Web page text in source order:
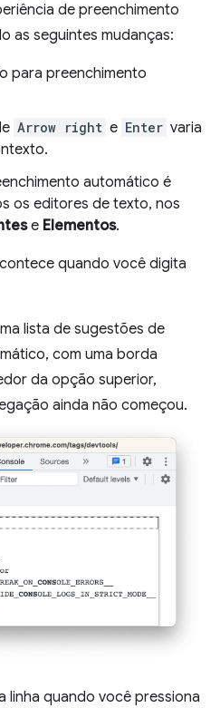
de preenchimento
as seguintes mudanças:
para preenchimento
Arrow right e Enter varia
automático é
os editores de texto, nos
e Elementos.
quando você digita
lista de sugestões de
com uma borda
da opção superior,
ainda não começou.
linha quando você pressiona